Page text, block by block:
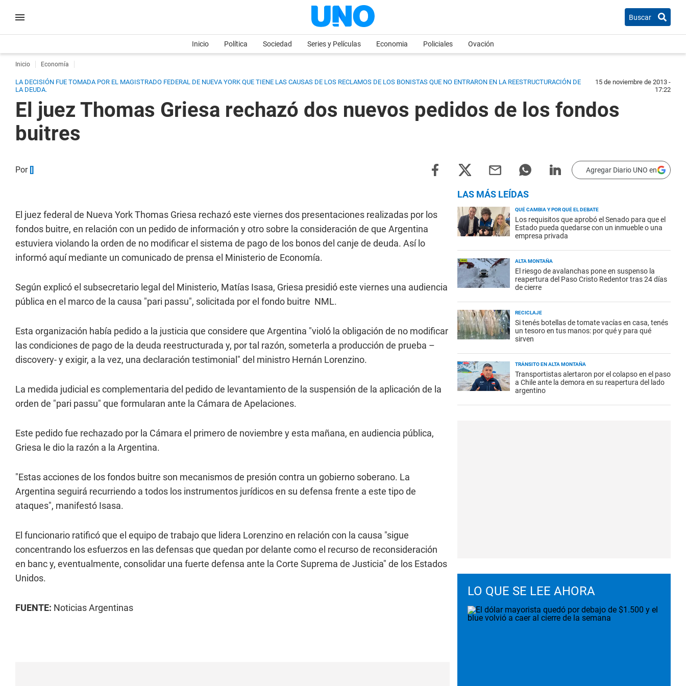
Buscar
Inicio Política Sociedad Series y Películas Economia Policiales Ovación
Inicio Economía
LA DECISIÓN FUE TOMADA POR EL MAGISTRADO FEDERAL DE NUEVA YORK QUE TIENE LAS CAUSAS DE LOS RECLAMOS DE LOS BONISTAS QUE NO ENTRARON EN LA REESTRUCTURACIÓN DE
LA DEUDA.
15 de noviembre de 2013 -
17:22
El juez Thomas Griesa rechazó dos nuevos pedidos de los fondos
buitres
Por [] Agregar Diario UNO en
El juez federal de Nueva York Thomas Griesa rechazó este viernes dos presentaciones realizadas por los
fondos buitre, en relación con un pedido de información y otro sobre la consideración de que Argentina
estuviera violando la orden de no modificar el sistema de pago de los bonos del canje de deuda. Así lo
informó aquí mediante un comunicado de prensa el Ministerio de Economía.
Según explicó el subsecretario legal del Ministerio, Matías Isasa, Griesa presidió este viernes una audiencia
pública en el marco de la causa "pari passu", solicitada por el fondo buitre NML.
Esta organización había pedido a la justicia que considere que Argentina "violó la obligación de no modificar
las condiciones de pago de la deuda reestructurada y, por tal razón, someterla a producción de prueba –
discovery- y exigir, a la vez, una declaración testimonial" del ministro Hernán Lorenzino.
La medida judicial es complementaria del pedido de levantamiento de la suspensión de la aplicación de la
orden de "pari passu" que formularan ante la Cámara de Apelaciones.
Este pedido fue rechazado por la Cámara el primero de noviembre y esta mañana, en audiencia pública,
Griesa le dio la razón a la Argentina.
"Estas acciones de los fondos buitre son mecanismos de presión contra un gobierno soberano. La
Argentina seguirá recurriendo a todos los instrumentos jurídicos en su defensa frente a este tipo de
ataques", manifestó Isasa.
El funcionario ratificó que el equipo de trabajo que lidera Lorenzino en relación con la causa "sigue
concentrando los esfuerzos en las defensas que quedan por delante como el recurso de reconsideración
en banc y, eventualmente, consolidar una fuerte defensa ante la Corte Suprema de Justicia" de los Estados
Unidos.
FUENTE: Noticias Argentinas
LAS MÁS LEÍDAS
QUÉ CAMBIA Y POR QUÉ EL DEBATE
Los requisitos que aprobó el Senado para que el
Estado pueda quedarse con un inmueble o una
empresa privada
ALTA MONTAÑA
El riesgo de avalanchas pone en suspenso la
reapertura del Paso Cristo Redentor tras 24 días
de cierre
RECICLAJE
Si tenés botellas de tomate vacías en casa, tenés
un tesoro en tus manos: por qué y para qué
sirven
TRÁNSITO EN ALTA MONTAÑA
Transportistas alertaron por el colapso en el paso
a Chile ante la demora en su reapertura del lado
argentino
LO QUE SE LEE AHORA